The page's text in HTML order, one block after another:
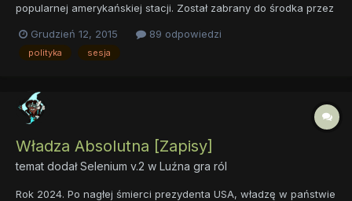
popularnej amerykańskiej stacji. Został zabrany do środka przez
pewnego ciemnego pokoju. Na środku niego stała Alice, z
grobową miną która po chwili zamieniła się w uśmiech. Ob...
Grudzień 12, 2015 89 odpowiedzi
polityka sesja
Władza Absolutna [Zapisy]
temat dodałSelenium v.2 w Luźna gra ról
Rok 2024. Po nagłej śmierci prezydenta USA, władzę w państwie